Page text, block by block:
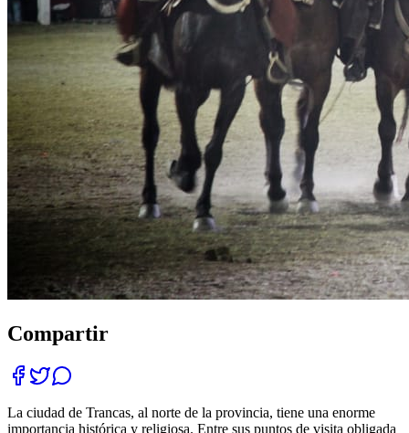
Compartir
La ciudad de Trancas, al norte de la provincia, tiene una enorme
importancia histórica y religiosa. Entre sus puntos de visita obligada